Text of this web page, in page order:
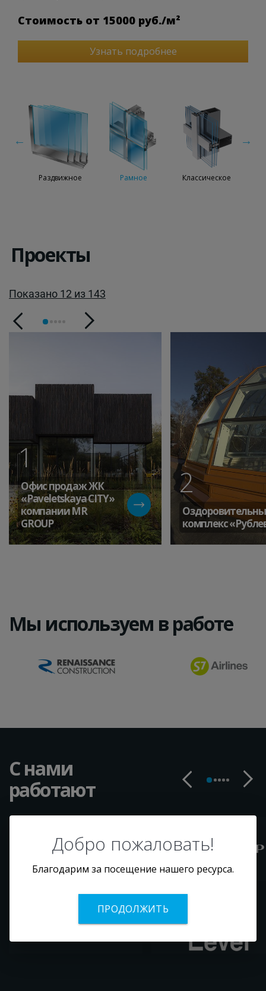
Стоимость от 15000 руб./м²
Узнать подробнее
Раздвижное Рамное Классическое
Проекты
Показано 12 из 143
1
Офис продаж ЖК
«Paveletskaya СITY»
компании MR
GROUP
2
комплекс
Мы используем в работе
С нами
работают
Добро пожаловать!
Благодарим за посещение нашего ресурса.
ПРОДОЛЖИТЬ